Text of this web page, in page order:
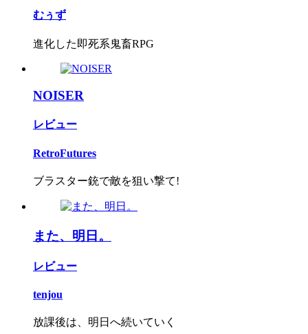
むぅず
進化した即死系鬼畜RPG
NOISER
レビュー
RetroFutures
ブラスター銃で敵を狙い撃て!
また、明日。
レビュー
tenjou
放課後は、明日へ続いていく